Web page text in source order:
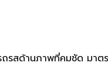
ถรสด้านภาพที่คมชัด มา